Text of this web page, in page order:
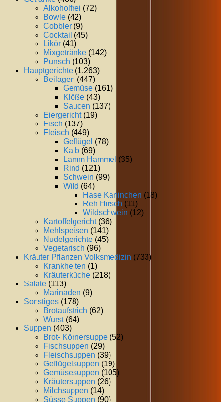
Alkoholfrei (72)
Bowle (42)
Cobbler (9)
Cocktail (45)
Likör (41)
Mixgetränke (142)
Punsch (103)
Hauptgerichte (1.263)
Beilagen (447)
Gemüse (161)
Klöße (43)
Saucen (137)
Eiergericht(19)
Fisch (137)
Fleisch (449)
Geflügel (78)
Kalb (69)
Lamm Hammel (35)
Rind (121)
Schwein (99)
Wild (64)
Hase Kaninchen (18)
Reh Hirsch (11)
Wildschwein (12)
Kartoffelgericht(36)
Mehlspeisen (141)
Nudelgerichte (45)
Vegetarisch (96)
Kräuter Pflanzen Volksmedizin (733)
Krankheiten (1)
Kräuterküche (218)
Salate (113)
Marinaden (9)
Sonstiges (178)
Brotaufstrich (62)
Wurst(64)
Suppen (403)
Brot- Körnersuppe (52)
Fischsuppen (29)
Fleischsuppen (39)
Geflügelsuppen (19)
Gemüsesuppen (105)
Kräutersuppen (26)
Milchsuppen (14)
Süsse Suppen (90)